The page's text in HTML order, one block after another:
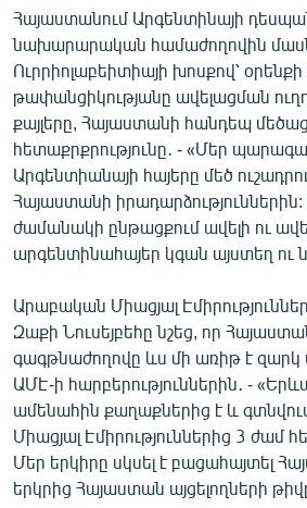
Հայաստանում Արգենտինայի
նախարարական համաժողովին
Ուրրիոլաբեիտիայի խոսքով՝ օրենքի
թափանցիկությանը ավելացման
քայլերը, Հայաստանի հանդեպ
հետաքրքրությունը․ - «Մեր
Արգենտիանայի հայերը մեծ
Հայաստանի
ժամանակի ընթացքում ավելի ու
արգենտինահայեր կգան այստեղ ու
Արաբական Միացյալ
Զաքի Նուսեյբեհը նշեց, որ
գագթնաժողովը ևս մի առիթ է զարկ
ԱՄԷ-ի հարբերություններին․ -
ամենահին քաղաքներից է և
Միացյալ Էմիրություններից 3 ժամ
Մեր երկիրը սկսել է բացահայտել
երկրից Հայաստան այցելողների